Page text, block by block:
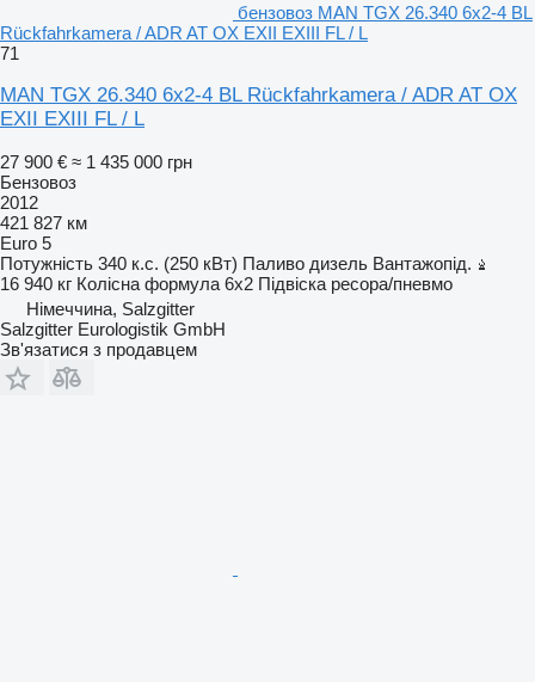
бензовоз MAN TGX 26.340 6x2-4 BL
Rückfahrkamera / ADR AT OX EXII EXIII FL / L
71
MAN TGX 26.340 6x2-4 BL Rückfahrkamera / ADR AT OX
EXII EXIII FL / L
27 900 € ≈ 1 435 000 грн
Бензовоз
2012
421 827 км
Euro 5
Потужність 340 к.с. (250 кВт) Паливо дизель Вантажопід.
16 940 кг Колісна формула 6x2 Підвіска ресора/пневмо
Німеччина, Salzgitter
Salzgitter Eurologistik GmbH
Зв'язатися з продавцем